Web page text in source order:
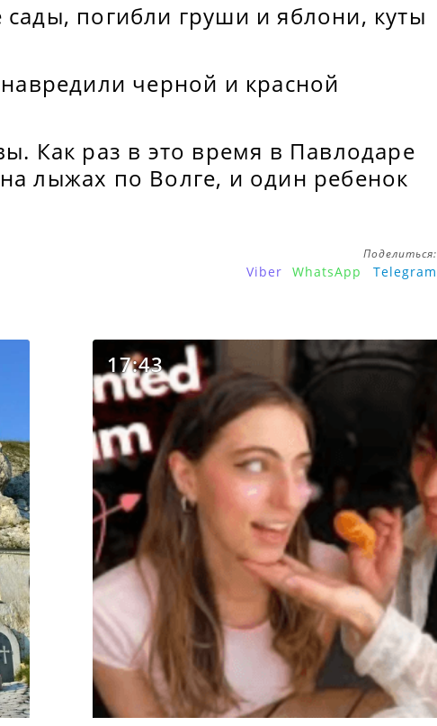
погибли груши и яблони, куты
черной и красной
Как раз в это время в Павлодаре
лыжах по Волге, и один ребенок
Поделиться:
Viber WhatsApp Telegram
17:43